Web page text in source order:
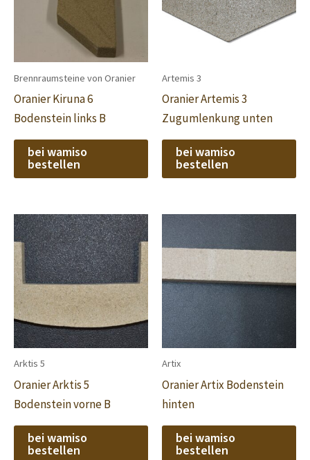
Brennraumsteine von Oranier
Oranier Kiruna 6
Bodenstein links B
bei wamiso
bestellen
Artemis 3
Oranier Artemis 3
Zugumlenkung unten
bei wamiso
bestellen
Arktis 5
Oranier Arktis 5
Bodenstein vorne B
bei wamiso
bestellen
Artix
Oranier Artix Bodenstein
hinten
bei wamiso
bestellen